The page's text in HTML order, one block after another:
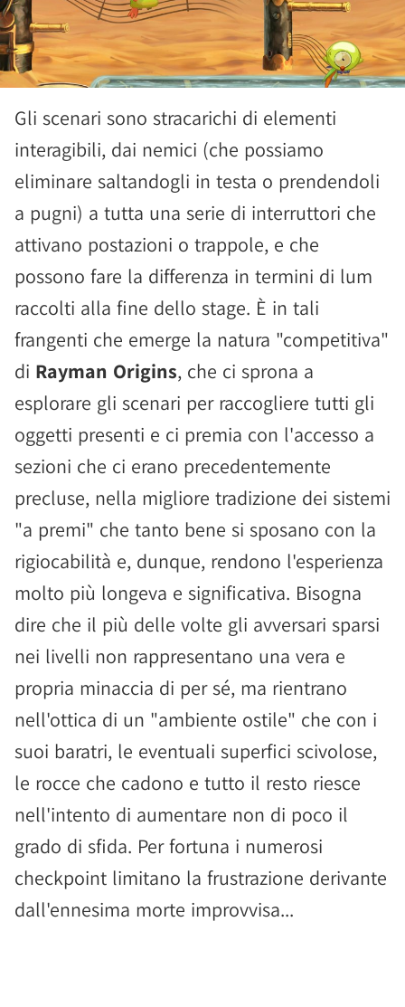
Gli scenari sono stracarichi di elementi
interagibili, dai nemici (che possiamo
eliminare saltandogli in testa o prendendoli
a pugni) a tutta una serie di interruttori che
attivano postazioni o trappole, e che
possono fare la differenza in termini di lum
raccolti alla fine dello stage. È in tali
frangenti che emerge la natura "competitiva"
di Rayman Origins, che ci sprona a
esplorare gli scenari per raccogliere tutti gli
oggetti presenti e ci premia con l'accesso a
sezioni che ci erano precedentemente
precluse, nella migliore tradizione dei sistemi
"a premi" che tanto bene si sposano con la
rigiocabilità e, dunque, rendono l'esperienza
molto più longeva e significativa. Bisogna
dire che il più delle volte gli avversari sparsi
nei livelli non rappresentano una vera e
propria minaccia di per sé, ma rientrano
nell'ottica di un "ambiente ostile" che con i
suoi baratri, le eventuali superfici scivolose,
le rocce che cadono e tutto il resto riesce
nell'intento di aumentare non di poco il
grado di sfida. Per fortuna i numerosi
checkpoint limitano la frustrazione derivante
dall'ennesima morte improvvisa...